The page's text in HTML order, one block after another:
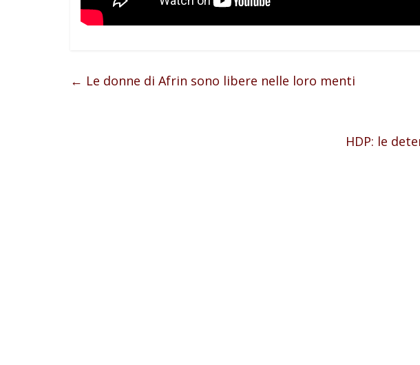
← Le donne di Afrin sono libere nelle loro menti
HDP: le